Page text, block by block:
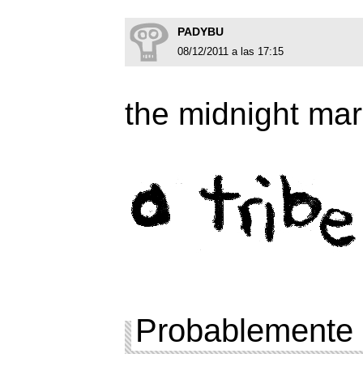
PADYBU
08/12/2011 a las 17:15
the midnight